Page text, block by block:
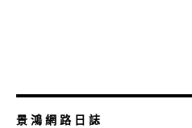
景 鴻 網 路 日 誌